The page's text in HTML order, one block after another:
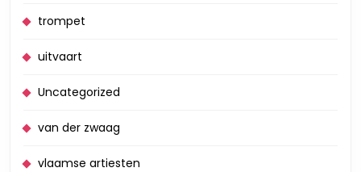
trompet
uitvaart
Uncategorized
van der zwaag
vlaamse artiesten